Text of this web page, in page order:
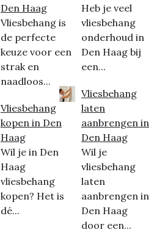
Den Haag
Vliesbehang is
de perfecte
keuze voor een
strak en
naadloos...
Vliesbehang
kopen in Den
Haag
Wil je in Den
Haag
vliesbehang
kopen? Het is
dé...
Heb je veel
vliesbehang
onderhoud in
Den Haag bij
een...
Vliesbehang
laten
aanbrengen in
Den Haag
Wil je
vliesbehang
laten
aanbrengen in
Den Haag
door een...